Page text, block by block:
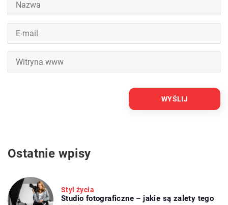
Ostatnie wpisy
Styl życia
Studio fotograficzne – jakie są zalety tego